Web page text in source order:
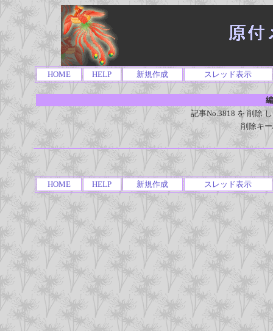
HOME HELP 新規作成 スレッド表示
記事No.3818 を 削除
削除キ
HOME HELP 新規作成 スレッド表示